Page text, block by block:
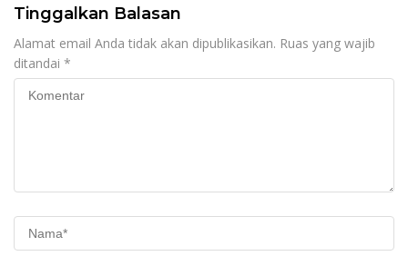
Tinggalkan Balasan
Alamat email Anda tidak akan dipublikasikan. Ruas yang wajib
ditandai *